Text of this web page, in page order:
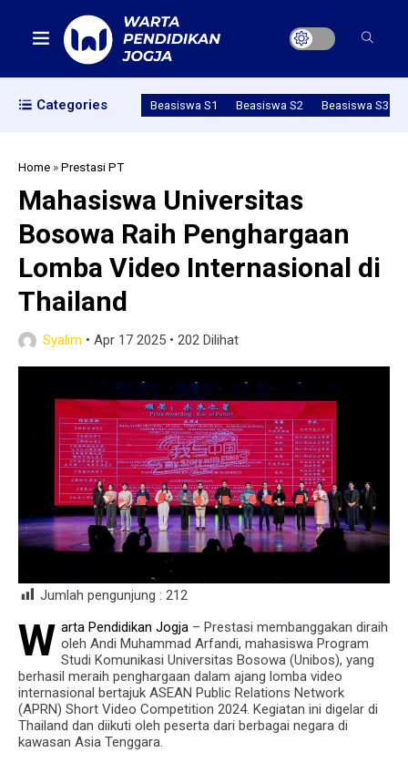
Categories Beasiswa S1 Beasiswa S2 Beasiswa S3
Home »Prestasi PT
Mahasiswa Universitas
Bosowa Raih Penghargaan
Lomba Video Internasional di
Thailand
Syalim • Apr 17 2025 • 202 Dilihat
Jumlah pengunjung : 212
W arta Pendidikan Jogja – Prestasi membanggakan diraih
oleh Andi Muhammad Arfandi, mahasiswa Program
Studi Komunikasi Universitas Bosowa (Unibos), yang
berhasil meraih penghargaan dalam ajang lomba video
internasional bertajuk ASEAN Public Relations Network
(APRN) Short Video Competition 2024. Kegiatan ini digelar di
Thailand dan diikuti oleh peserta dari berbagai negara di
kawasan Asia Tenggara.